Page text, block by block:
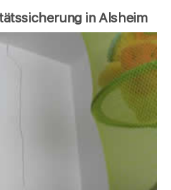
in Alsheim